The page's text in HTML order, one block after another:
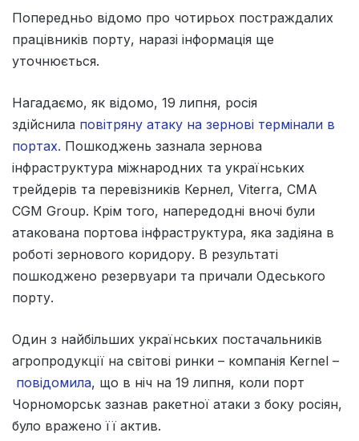
Попередньо відомо про чотирьох постраждалих
працівників порту, наразі інформація ще
уточнюється.
Нагадаємо, як відомо, 19 липня, росія
здійснила повітряну атаку на зернові термінали в
портах. Пошкоджень зазнала зернова
інфраструктура міжнародних та українських
трейдерів та перевізників Кернел, Viterra, CMA
CGM Group. Крім того, напередодні вночі були
атакована портова інфраструктура, яка задіяна в
роботі зернового коридору. В результаті
пошкоджено резервуари та причали Одеського
порту.
Один з найбільших українських постачальників
агропродукції на світові ринки – компанія Kernel –
повідомила, що в ніч на 19 липня, коли порт
Чорноморськ зазнав ракетної атаки з боку росіян,
було вражено її актив.